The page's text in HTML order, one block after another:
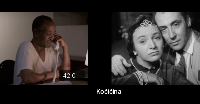
42:01
Kočičina